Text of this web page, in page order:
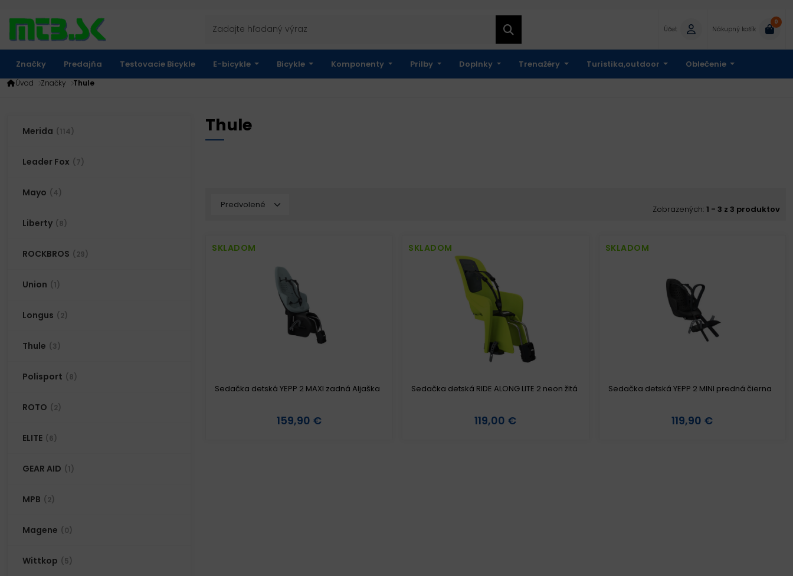
Účet Nákupný košík
0
Značky Predajňa Testovacie Bicykle E-bicykle Bicykle Komponenty Prilby Doplnky Trenažéry Turistika,outdoor Oblečenie
Úvod Značky Thule
Merida (114)
Leader Fox (7)
Mayo (4)
Liberty (8)
ROCKBROS (29)
Union (1)
Longus (2)
Thule (3)
Polisport (8)
ROTO (2)
ELITE (6)
GEAR AID (1)
MPB (2)
Magene (0)
Wittkop (5)
Thule
Zobrazených: 1 - 3 z 3 produktov
SKLADOM
Sedačka detská YEPP 2 MAXI zadná Aljaška
159,90 €
SKLADOM
Sedačka detská RIDE ALONG LITE 2 neon žltá
119,00 €
SKLADOM
Sedačka detská YEPP 2 MINI predná čierna
119,90 €